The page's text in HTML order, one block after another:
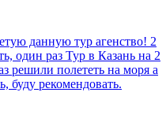
данную тур агенство! 2
один раз Тур в Казань на 2
решили полететь на моря а
буду рекомендовать.